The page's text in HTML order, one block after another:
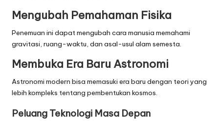
Mengubah Pemahaman Fisika
Penemuan ini dapat mengubah cara manusia memahami
gravitasi, ruang-waktu, dan asal-usul alam semesta.
Membuka Era Baru Astronomi
Astronomi modern bisa memasuki era baru dengan teori yang
lebih kompleks tentang pembentukan kosmos.
Peluang Teknologi Masa Depan